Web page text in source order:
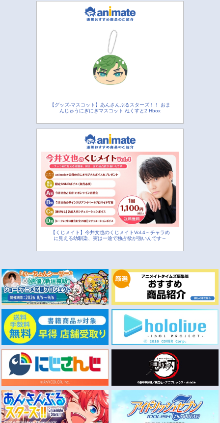
【グッズ-マスコット】あんさんぶるスターズ！！ おま
んじゅうにぎにぎマスコット ねくすと2 Hbox
【くじメイト】今井文也のくじメイトVol.4～チャラめ
に見える幼馴染、実は一途で独占欲が強いんです～